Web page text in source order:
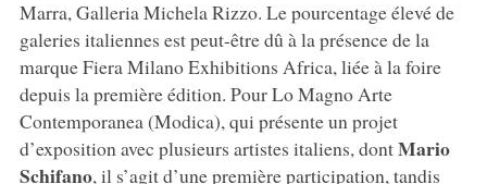
Marra, Galleria Michela Rizzo. Le pourcentage élevé de
galeries italiennes est peut-être dû à la présence de la
marque Fiera Milano Exhibitions Africa, liée à la foire
depuis la première édition. Pour Lo Magno Arte
Contemporanea (Modica), qui présente un projet
d’exposition avec plusieurs artistes italiens, dontMario
Schifano, il s’agit d’une première participation, tandis